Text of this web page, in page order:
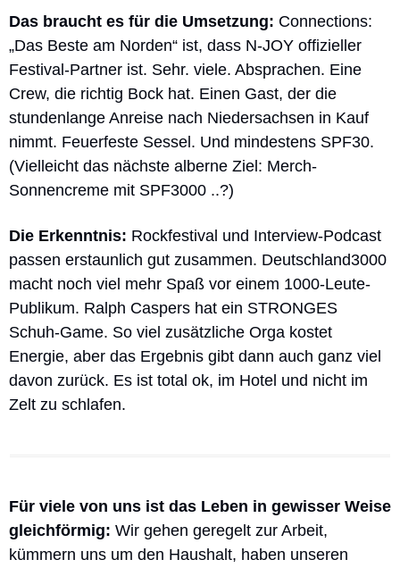
Das braucht es für die Umsetzung: Connections:
„Das Beste am Norden“ ist, dass N-JOY offizieller
Festival-Partner ist. Sehr. viele. Absprachen. Eine
Crew, die richtig Bock hat. Einen Gast, der die
stundenlange Anreise nach Niedersachsen in Kauf
nimmt. Feuerfeste Sessel. Und mindestens SPF30.
(Vielleicht das nächste alberne Ziel: Merch-
Sonnencreme mit SPF3000 ..?)
Die Erkenntnis: Rockfestival und Interview-Podcast
passen erstaunlich gut zusammen. Deutschland3000
macht noch viel mehr Spaß vor einem 1000-Leute-
Publikum. Ralph Caspers hat ein STRONGES
Schuh-Game. So viel zusätzliche Orga kostet
Energie, aber das Ergebnis gibt dann auch ganz viel
davon zurück. Es ist total ok, im Hotel und nicht im
Zelt zu schlafen.
Für viele von uns ist das Leben in gewisser Weise
gleichförmig: Wir gehen geregelt zur Arbeit,
kümmern uns um den Haushalt, haben unseren